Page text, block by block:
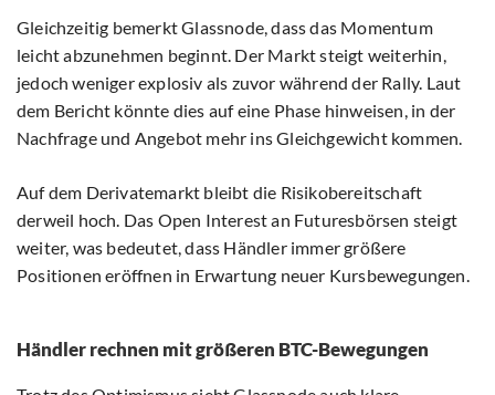
Gleichzeitig bemerkt Glassnode, dass das Momentum
leicht abzunehmen beginnt. Der Markt steigt weiterhin,
jedoch weniger explosiv als zuvor während der Rally. Laut
dem Bericht könnte dies auf eine Phase hinweisen, in der
Nachfrage und Angebot mehr ins Gleichgewicht kommen.
Auf dem Derivatemarkt bleibt die Risikobereitschaft
derweil hoch. Das Open Interest an Futuresbörsen steigt
weiter, was bedeutet, dass Händler immer größere
Positionen eröffnen in Erwartung neuer Kursbewegungen.
Händler rechnen mit größeren BTC-Bewegungen